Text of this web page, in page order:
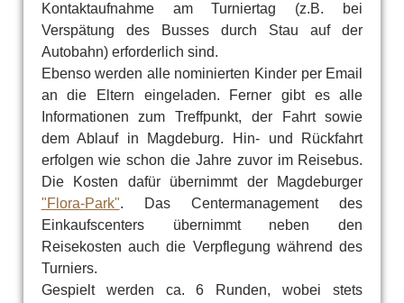
Kontaktaufnahme am Turniertag (z.B. bei
Verspätung des Busses durch Stau auf der
Autobahn) erforderlich sind.
Ebenso werden alle nominierten Kinder per Email
an die Eltern eingeladen. Ferner gibt es alle
Informationen zum Treffpunkt, der Fahrt sowie
dem Ablauf in Magdeburg. Hin- und Rückfahrt
erfolgen wie schon die Jahre zuvor im Reisebus.
Die Kosten dafür übernimmt der Magdeburger
"Flora-Park". Das Centermanagement des
Einkaufscenters übernimmt neben den
Reisekosten auch die Verpflegung während des
Turniers.
Gespielt werden ca. 6 Runden, wobei stets